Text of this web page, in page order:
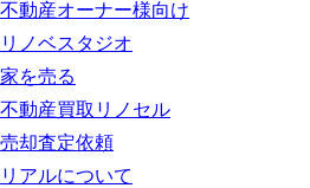
不動産オーナー様向け
リノベスタジオ
家を売る
不動産買取リノセル
売却査定依頼
リアルについて